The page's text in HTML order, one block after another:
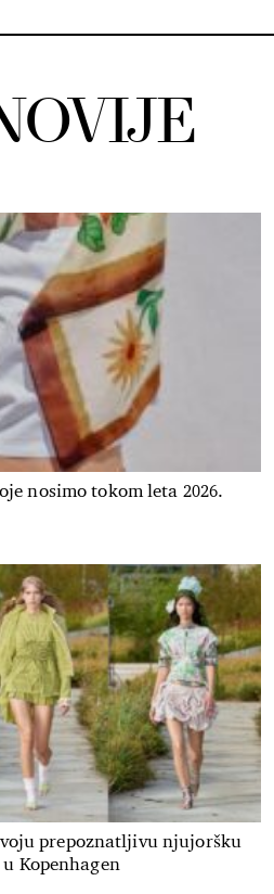
nosimo tokom leta 2026.
prepoznatljivu njujoršku
Kopenhagen